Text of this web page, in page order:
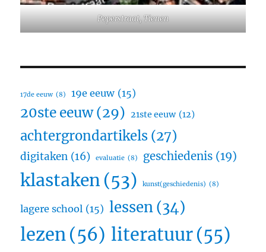
Peperstraat, Tienen
17de eeuw (8) 19e eeuw (15)
20ste eeuw(29) 21ste eeuw (12)
achtergrondartikels (27)
digitaken (16) evaluatie (8) geschiedenis (19)
klastaken(53) kunst(geschiedenis) (8)
lagere school (15) lessen(34)
lezen(56) literatuur(55)